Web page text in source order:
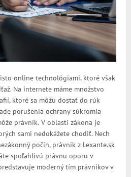
online technológiami, ktoré však
Na internete máme množstvo
í, ktoré sa môžu dostať do rúk
porušenia ochrany súkromia
právnik. V oblasti zákona je
sami nedokážete chodiť. Nech
počin, právnik z Lexante.sk
spoľahlivú právnu oporu v
moderný tím právnikov v